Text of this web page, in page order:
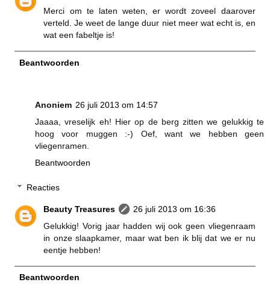
Merci om te laten weten, er wordt zoveel daarover
verteld. Je weet de lange duur niet meer wat echt is, en
wat een fabeltje is!
Beantwoorden
Anoniem 26 juli 2013 om 14:57
Jaaaa, vreselijk eh! Hier op de berg zitten we gelukkig te
hoog voor muggen :-) Oef, want we hebben geen
vliegenramen.
Beantwoorden
Reacties
Beauty Treasures
26 juli 2013 om 16:36
Gelukkig! Vorig jaar hadden wij ook geen vliegenraam
in onze slaapkamer, maar wat ben ik blij dat we er nu
eentje hebben!
Beantwoorden